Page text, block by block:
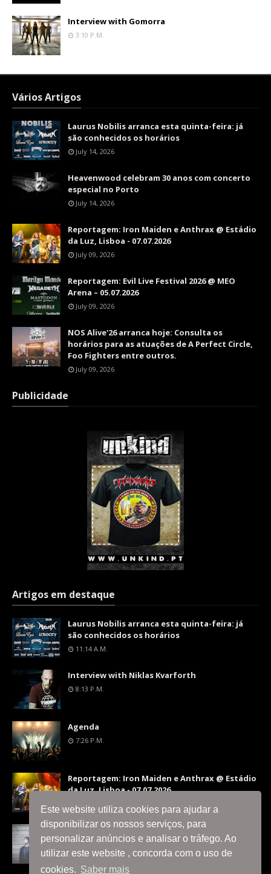
Este website utiliza cookies para ajudar a
disponibilizar os nossos serviços, para
personalizar anúncios e analisar o tráfego. Ao
utilizar este website , concorda com o uso de
cookies. Saber mais
Interview with Gomorra
3:10 P.m.
Vários Artigos
Laurus Nobilis arranca esta quinta-feira: já
são conhecidos os horários
July 14, 2026
Heavenwood celebram 30 anos com concerto
especial no Porto
July 14, 2026
Reportagem: Iron Maiden e Anthrax @ Estádio
da Luz, Lisboa - 07.07.2026
July 09, 2026
Reportagem: Evil Live Festival 2026 @ MEO
Arena – 05.07.2026
July 09, 2026
NOS Alive'26 arranca hoje: Consulta os
horários para as atuações de A Perfect Circle,
Foo Fighters entre outros.
July 09, 2026
Publicidade
Artigos em destaque
Laurus Nobilis arranca esta quinta-feira: já
são conhecidos os horários
11:14 A.m.
Interview with Niklas Kvarforth
8:13 P.m.
Agenda
7:26 P.m.
Reportagem: Iron Maiden e Anthrax @ Estádio
da Luz, Lisboa - 07.07.2026
9:36 P.m.
Interview with Silent Skies
8:06 P.m.